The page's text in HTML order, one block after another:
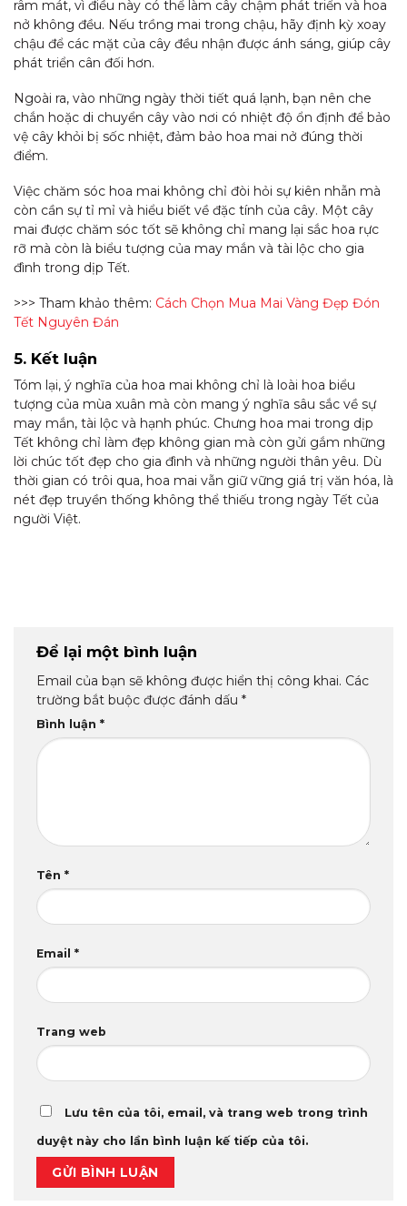
râm mát, vì điều này có thể làm cây chậm phát triển và hoa
nở không đều. Nếu trồng mai trong chậu, hãy định kỳ xoay
chậu để các mặt của cây đều nhận được ánh sáng, giúp cây
phát triển cân đối hơn.
Ngoài ra, vào những ngày thời tiết quá lạnh, bạn nên che
chắn hoặc di chuyển cây vào nơi có nhiệt độ ổn định để bảo
vệ cây khỏi bị sốc nhiệt, đảm bảo hoa mai nở đúng thời
điểm.
Việc chăm sóc hoa mai không chỉ đòi hỏi sự kiên nhẫn mà
còn cần sự tỉ mỉ và hiểu biết về đặc tính của cây. Một cây
mai được chăm sóc tốt sẽ không chỉ mang lại sắc hoa rực
rỡ mà còn là biểu tượng của may mắn và tài lộc cho gia
đình trong dịp Tết.
>>> Tham khảo thêm: Cách Chọn Mua Mai Vàng Đẹp Đón
Tết Nguyên Đán
5. Kết luận
Tóm lại, ý nghĩa của hoa mai không chỉ là loài hoa biểu
tượng của mùa xuân mà còn mang ý nghĩa sâu sắc về sự
may mắn, tài lộc và hạnh phúc. Chưng hoa mai trong dịp
Tết không chỉ làm đẹp không gian mà còn gửi gắm những
lời chúc tốt đẹp cho gia đình và những người thân yêu. Dù
thời gian có trôi qua, hoa mai vẫn giữ vững giá trị văn hóa, là
nét đẹp truyền thống không thể thiếu trong ngày Tết của
người Việt.
Để lại một bình luận
Email của bạn sẽ không được hiển thị công khai. Các
trường bắt buộc được đánh dấu *
Bình luận *
Tên *
Email *
Trang web
Lưu tên của tôi, email, và trang web trong trình
duyệt này cho lần bình luận kế tiếp của tôi.